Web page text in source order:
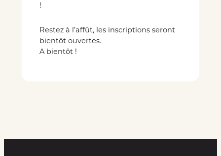
!
Restez à l’affût, les inscriptions seront
bientôt ouvertes.
A bientôt !